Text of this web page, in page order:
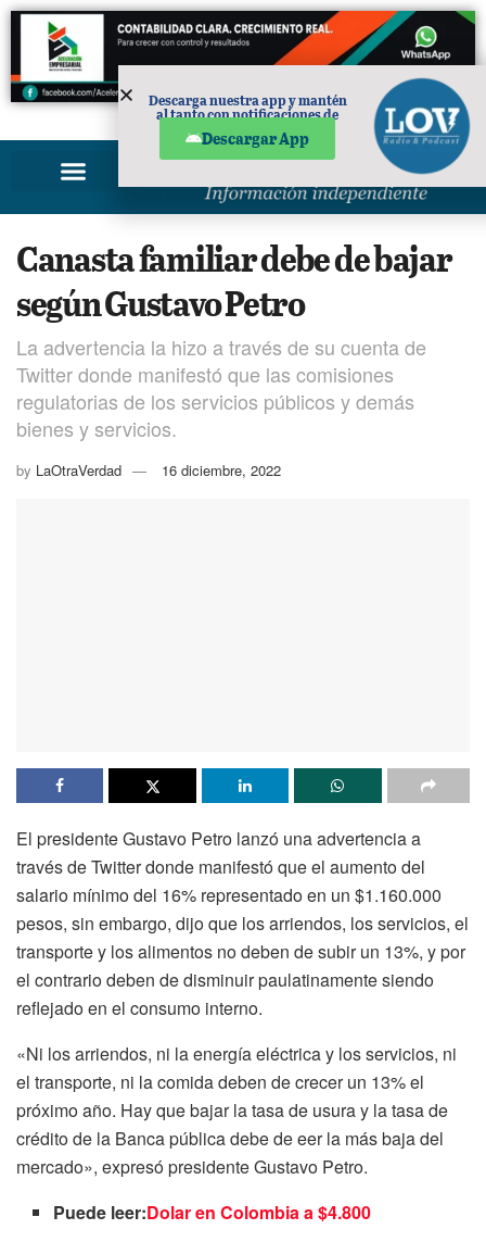
PUBLICIDAD
Canasta familiar debe de bajar
según Gustavo Petro
La advertencia la hizo a través de su cuenta de
Twitter donde manifestó que las comisiones
regulatorias de los servicios públicos y demás
bienes y servicios.
by LaOtraVerdad 16 diciembre, 2022
El presidente Gustavo Petro lanzó una advertencia a
través de Twitter donde manifestó que el aumento del
salario mínimo del 16% representado en un $1.160.000
pesos, sin embargo, dijo que los arriendos, los servicios, el
transporte y los alimentos no deben de subir un 13%, y por
el contrario deben de disminuir paulatinamente siendo
reflejado en el consumo interno.
«Ni los arriendos, ni la energía eléctrica y los servicios, ni
el transporte, ni la comida deben de crecer un 13% el
próximo año. Hay que bajar la tasa de usura y la tasa de
crédito de la Banca pública debe de eer la más baja del
mercado», expresó presidente Gustavo Petro.
Puede leer:Dolar en Colombia a $4.800
Descarga nuestra app y mantén
al tanto con notificaciones de
Descargar App